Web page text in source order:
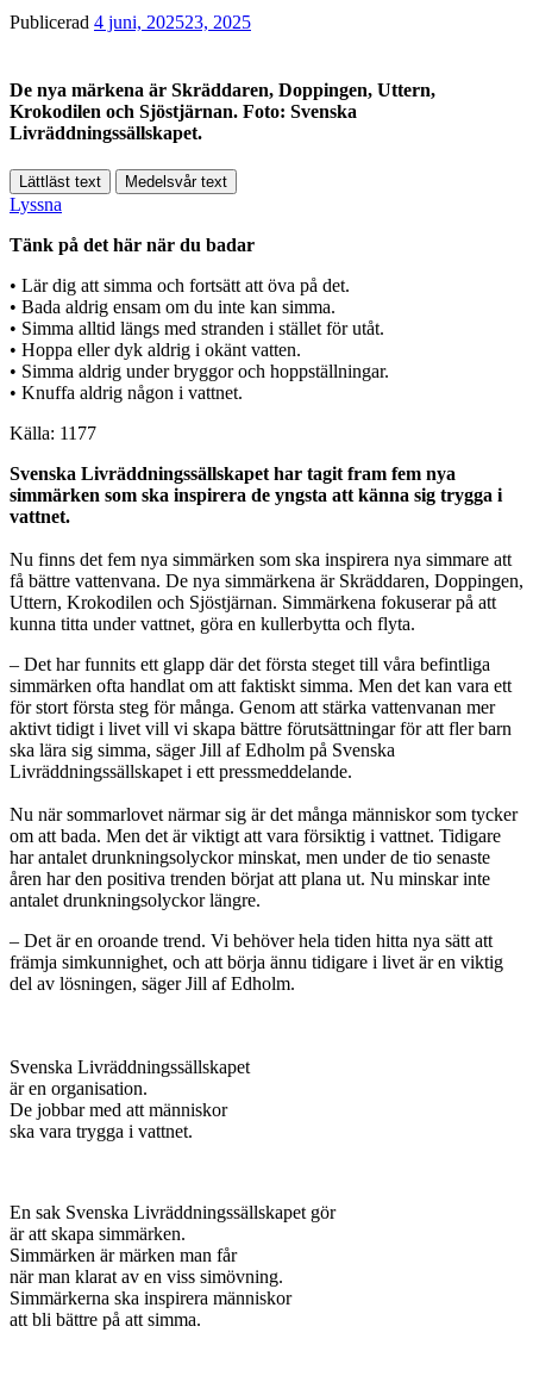
Publicerad 4 juni, 202523, 2025
De nya märkena är Skräddaren, Doppingen, Uttern,
Krokodilen och Sjöstjärnan. Foto: Svenska
Livräddningssällskapet.
Lättläst text Medelsvår text
Lyssna
Tänk på det här när du badar
• Lär dig att simma och fortsätt att öva på det.
• Bada aldrig ensam om du inte kan simma.
• Simma alltid längs med stranden i stället för utåt.
• Hoppa eller dyk aldrig i okänt vatten.
• Simma aldrig under bryggor och hoppställningar.
• Knuffa aldrig någon i vattnet.
Källa: 1177
Svenska Livräddningssällskapet har tagit fram fem nya
simmärken som ska inspirera de yngsta att känna sig trygga i
vattnet.
Nu finns det fem nya simmärken som ska inspirera nya simmare att
få bättre vattenvana. De nya simmärkena är Skräddaren, Doppingen,
Uttern, Krokodilen och Sjöstjärnan. Simmärkena fokuserar på att
kunna titta under vattnet, göra en kullerbytta och flyta.
– Det har funnits ett glapp där det första steget till våra befintliga
simmärken ofta handlat om att faktiskt simma. Men det kan vara ett
för stort första steg för många. Genom att stärka vattenvanan mer
aktivt tidigt i livet vill vi skapa bättre förutsättningar för att fler barn
ska lära sig simma, säger Jill af Edholm på Svenska
Livräddningssällskapet i ett pressmeddelande.
Nu när sommarlovet närmar sig är det många människor som tycker
om att bada. Men det är viktigt att vara försiktig i vattnet. Tidigare
har antalet drunkningsolyckor minskat, men under de tio senaste
åren har den positiva trenden börjat att plana ut. Nu minskar inte
antalet drunkningsolyckor längre.
– Det är en oroande trend. Vi behöver hela tiden hitta nya sätt att
främja simkunnighet, och att börja ännu tidigare i livet är en viktig
del av lösningen, säger Jill af Edholm.
Svenska Livräddningssällskapet
är en organisation.
De jobbar med att människor
ska vara trygga i vattnet.
En sak Svenska Livräddningssällskapet gör
är att skapa simmärken.
Simmärken är märken man får
när man klarat av en viss simövning.
Simmärkerna ska inspirera människor
att bli bättre på att simma.